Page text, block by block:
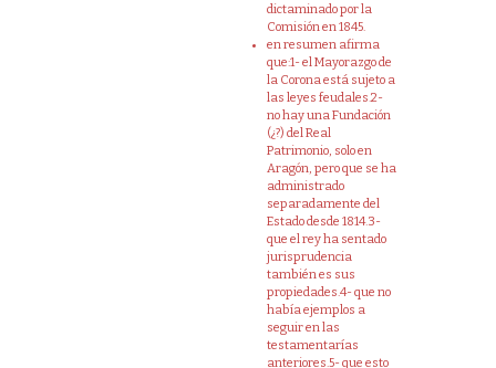
dictaminado por la
Comisión en 1845.
en resumen afirma
que:1- el Mayorazgo de
la Corona está sujeto a
las leyes feudales.2-
no hay una Fundación
(¿?) del Real
Patrimonio, solo en
Aragón, pero que se ha
administrado
separadamente del
Estado desde 1814.3-
que el rey ha sentado
jurisprudencia
también es sus
propiedades.4- que no
había ejemplos a
seguir en las
testamentarías
anteriores.5- que esto